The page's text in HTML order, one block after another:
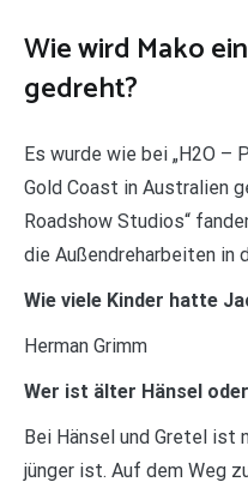
Wie wird Mako
gedreht?
Es wurde wie bei „H2O –
Gold Coast in Australien
Roadshow Studios“
die Außendreharbeiten in
Wie viele Kinder hatte
Herman Grimm
Wer ist älter Hänsel
Bei Hänsel und Gretel ist
jünger ist. Auf dem Weg